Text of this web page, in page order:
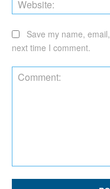
Save my name,
next time I comment.